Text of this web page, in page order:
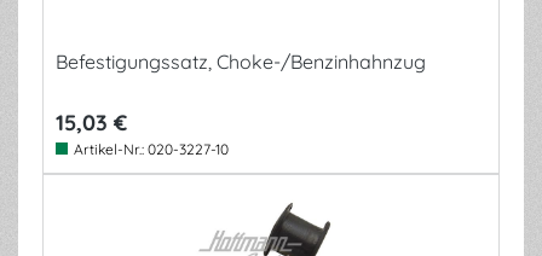
Befestigungssatz, Choke-/Benzinhahnzug
15,03 €
Artikel-Nr.: 020-3227-10